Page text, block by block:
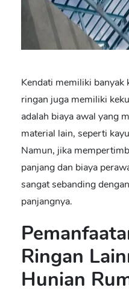
Kendati memiliki banyak
ringan juga memiliki
adalah biaya awal yang
material lain, seperti
Namun, jika
panjang dan biaya
sangat sebanding
panjangnya.
Ringan
Hunian